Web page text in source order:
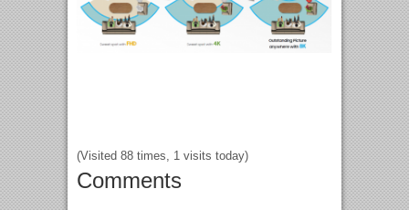
(Visited 88 times, 1 visits today)
Comments